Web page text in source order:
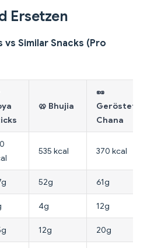
Ersetzen
vs Similar Snacks (Pro
🥨 Bhujia
🥜
Geröstet
Chana
535 kcal 370 kcal
52g 61g
4g 12g
12g 20g